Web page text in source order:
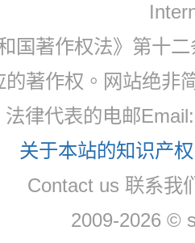
国著作权法》第十
的著作权。网站绝非
法律代表的电邮
关于本站的知识产
Contact us 联系我
2009-2026 ©